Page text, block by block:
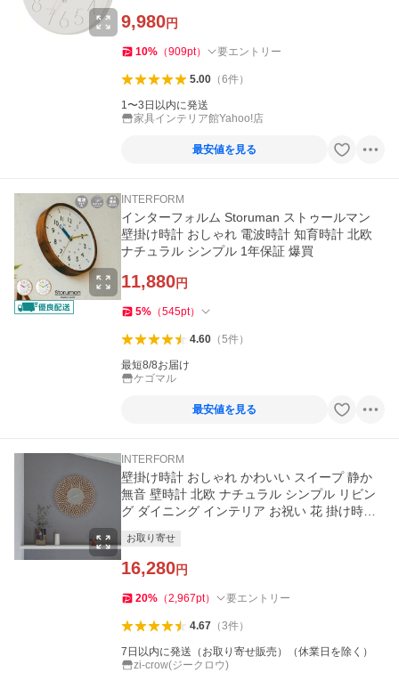
9,980円
10% （909pt） 要エントリー
5.00（6件）
1〜3日以内に発送
家具インテリア館Yahoo!店
最安値を見る
INTERFORM
インターフォルム Storuman ストゥールマン
壁掛け時計 おしゃれ 電波時計 知育時計 北欧
ナチュラル シンプル 1年保証 爆買
11,880円
5% （545pt）
4.60（5件）
最短8/8お届け
ケゴマル
最安値を見る
INTERFORM
壁掛け時計 おしゃれ かわいい スイープ 静か
無音 壁時計 北欧 ナチュラル シンプル リビン
グ ダイニング インテリア お祝い 花 掛け時計
お取り寄せ
16,280円
20% （2,967pt） 要エントリー
4.67（3件）
7日以内に発送（お取り寄せ販売）（休業日を除く）
zi-crow(ジークロウ)